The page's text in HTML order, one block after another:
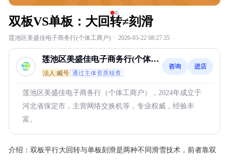
双板VS单板：大回转≠刻滑
莲池区美盛佳电子商务行(个体工商户) · 2026-03-22 08:27:35
莲池区美盛佳电子商务行(个体工
商户)
法人:臧号 通过主体资质核查
咨询 进店
莲池区美盛佳电子商务行（个体工商户），2024年成立于
河北省保定市，主营网络交换机等，专业权威，经验丰
富。
介绍： 双板平行大回转与单板刻滑是两种不同滑雪技术，前者靠双